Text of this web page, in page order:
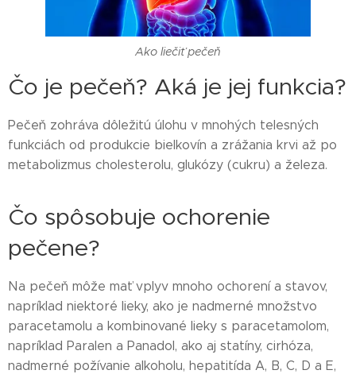
Ako liečiť pečeň
Čo je pečeň? Aká je jej funkcia?
Pečeň zohráva dôležitú úlohu v mnohých telesných
funkciách od produkcie bielkovín a zrážania krvi až po
metabolizmus cholesterolu, glukózy (cukru) a železa.
Čo spôsobuje ochorenie
pečene?
Na pečeň môže mať vplyv mnoho ochorení a stavov,
napríklad niektoré lieky, ako je nadmerné množstvo
paracetamolu a kombinované lieky s paracetamolom,
napríklad Paralen a Panadol, ako aj statíny, cirhóza,
nadmerné požívanie alkoholu, hepatitída A, B, C, D a E,